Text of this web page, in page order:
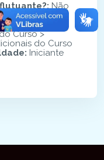
:Não
conteúdo:
campo em
Curso >
do Curso
: Iniciante